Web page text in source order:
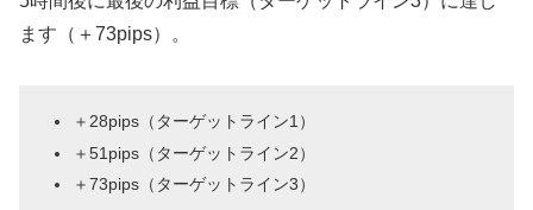
ます（＋73pips）。
＋28pips（ターゲットライン1）
＋51pips（ターゲットライン2）
＋73pips（ターゲットライン3）